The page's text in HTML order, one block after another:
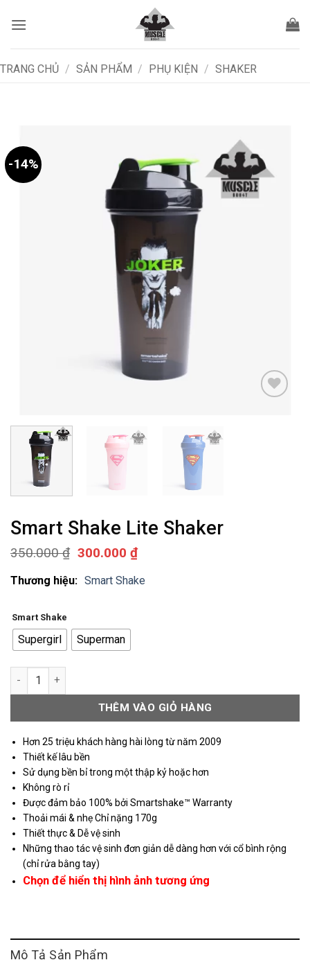
qua
TRANG CHỦ / SẢN PHẨM / PHỤ KIỆN / SHAKER
-14%
Smart Shake Lite Shaker
350.000₫ Giá
là:
300.000 ₫Giá
hiện
tại
Thương hiệu: Smart Shake
Smart Shake
Supergirl Superman
Smart Shake Lite Shaker số lượng
THÊM VÀO GIỎ HÀNG
Hơn 25 triệu khách hàng hài lòng từ năm 2009
Thiết kế lâu bền
Sử dụng bền bỉ trong một thập kỷ hoặc hơn
Không rò rỉ
Được đảm bảo 100% bởi Smartshake™ Warranty
Thoải mái & nhẹ Chỉ nặng 170g
Thiết thực & Dễ vệ sinh
Những thao tác vệ sinh đơn giản dễ dàng hơn với cổ bình rộng
(chỉ rửa bằng tay)
Chọn để hiển thị hình ảnh tương ứng
Mô Tả Sản Phẩm